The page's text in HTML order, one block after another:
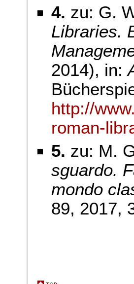
4. zu: G.
Libraries.
2014), in:
http://
roman-
5. zu: M.
sguardo.
mondo
89, 2017,